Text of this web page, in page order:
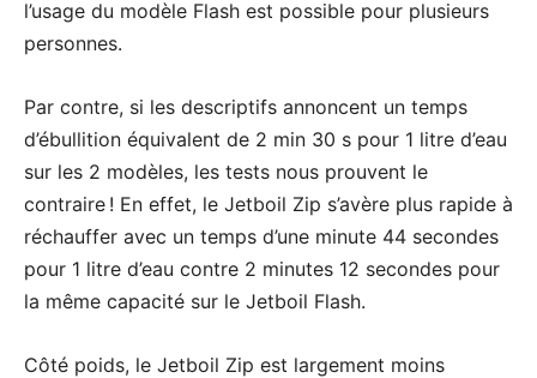
l’usage du modèle Flash est possible pour plusieurs
personnes.
Par contre, si les descriptifs annoncent un temps
d’ébullition équivalent de 2 min 30 s pour 1 litre d’eau
sur les 2 modèles, les tests nous prouvent le
contraire ! En effet, le Jetboil Zip s’avère plus rapide à
réchauffer avec un temps d’une minute 44 secondes
pour 1 litre d’eau contre 2 minutes 12 secondes pour
la même capacité sur le Jetboil Flash.
Côté poids, le Jetboil Zip est largement moins